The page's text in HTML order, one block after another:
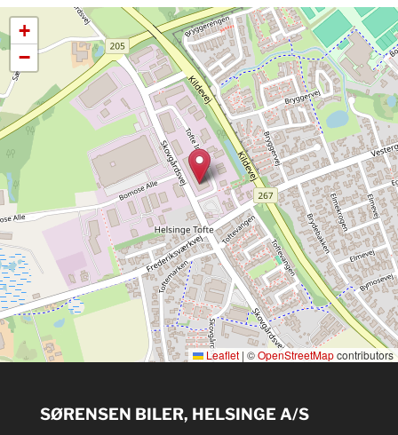
+
−
Leaflet | ©OpenStreetMapcontributors
SØRENSEN BILER, HELSINGE A/S